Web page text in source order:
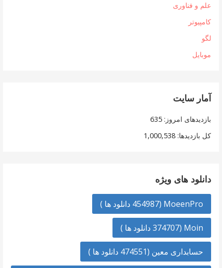
علم و فناوری
کامپیوتر
لگو
موبایل
آمار سایت
بازدیدهای امروز:635
کل بازدیدها:1,000,538
دانلود های ویژه
MoeenPro (454987 دانلود ها )
Moin (374707 دانلود ها )
حسابداری معین (474551 دانلود ها )